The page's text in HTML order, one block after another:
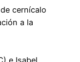
cernícalo
a la
e Isabel